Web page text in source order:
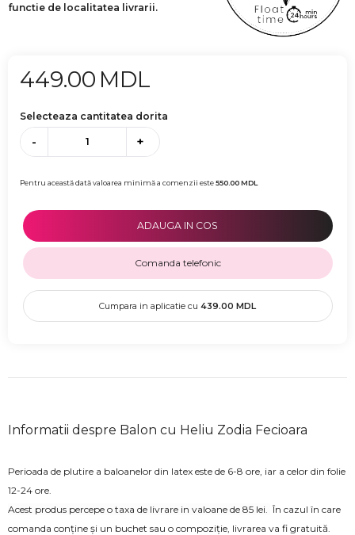
functie de localitatea livrarii.
449.00 MDL
Selecteaza cantitatea dorita
- +
Pentru această dată valoarea minimă a comenzii este550.00MDL
ADAUGA IN COS
Comanda telefonic
Cumpara in aplicatie cu 439.00 MDL
Informatii despre Balon cu Heliu Zodia Fecioara
Perioada de plutire a baloanelor din latex este de 6-8 ore, iar a celor din folie
12-24 ore.
Acest produs percepe o taxa de livrare in valoane de 85 lei.
În cazul în care
comanda conține și un buchet sau o compoziție, livrarea va fi gratuită.